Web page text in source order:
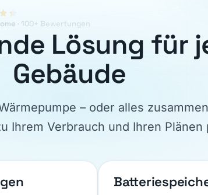
· 100+ Bewertungen
Lösung für
Gebäude
– oder alles
Ihrem Verbrauch und Ihren Plänen